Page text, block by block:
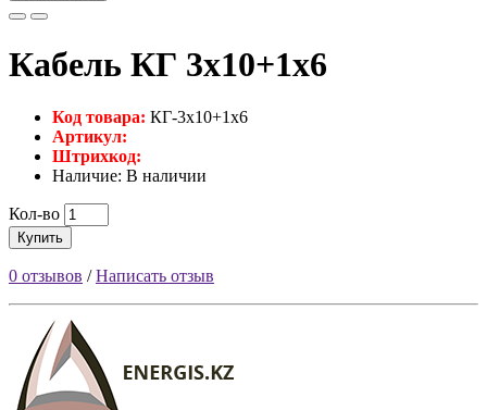
Кабель КГ 3х10+1х6
Код товара: КГ-3х10+1х6
Артикул:
Штрихкод:
Наличие: В наличии
Кол-во
Купить
0 отзывов /Написать отзыв